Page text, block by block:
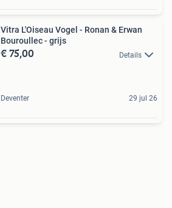
Vitra L'Oiseau Vogel - Ronan & Erwan
Bouroullec - grijs
€ 75,00 Details
Deventer 29 jul 26